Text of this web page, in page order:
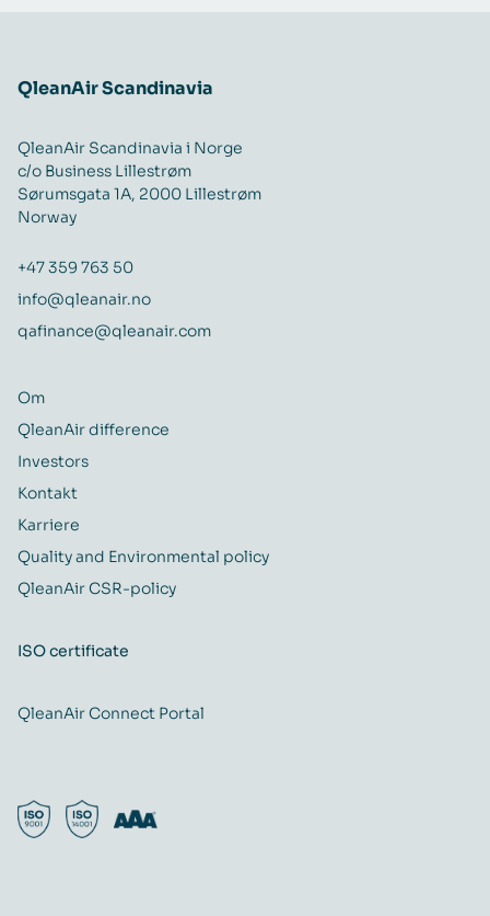
QleanAir Scandinavia
QleanAir Scandinavia i Norge
c/o Business Lillestrøm
Sørumsgata 1A, 2000 Lillestrøm
Norway
+47 359 763 50
info@qleanair.no
qafinance@qleanair.com
Om
QleanAir difference
Investors
Kontakt
Karriere
Quality and Environmental policy
QleanAir CSR-policy
ISO certificate
QleanAir Connect Portal